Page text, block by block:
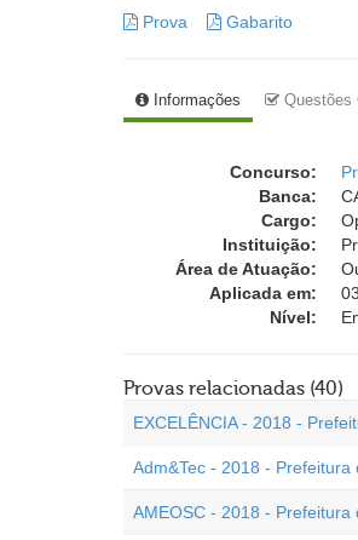
Prova Gabarito
Informações Questões
Concurso:
Banca:
Cargo:
Instituição:
Área de Atuação:
Aplicada em:
Nível:
Provas relacionadas (40)
EXCELÊNCIA - 2018 -
Adm&Tec - 2018 -
AMEOSC - 2018 -